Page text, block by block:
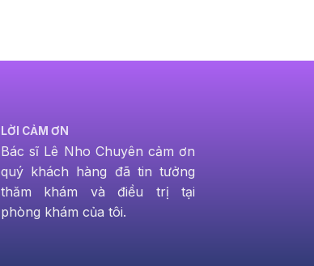
LỜI CẢM ƠN
Bác sĩ Lê Nho Chuyên cảm ơn
quý khách hàng đã tin tưởng
thăm khám và điều trị tại
phòng khám của tôi.